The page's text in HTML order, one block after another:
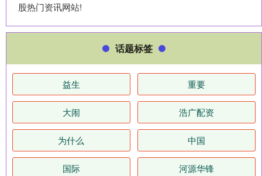
股热门资讯网站!
话题标签
益生 重要
大闹 浩广配资
为什么 中国
国际 河源华锋